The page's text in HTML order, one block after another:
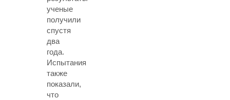
ученые
получили
спустя
два
года.
Испытания
также
показали,
что